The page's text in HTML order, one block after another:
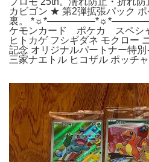
カビゴン ★ 第2弾拡張パック
裏。
ケモンカード ポケカ スペシ
ヒトカゲ フシギダネ モクロー
記念 オリジナルパートナー特
三家ナエトル ヒコザル ポッチ